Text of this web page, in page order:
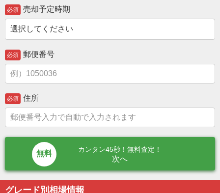
必須 売却予定時期
必須 郵便番号
必須 住所
カンタン45秒！無料査定！
次へ
グレード別相場情報